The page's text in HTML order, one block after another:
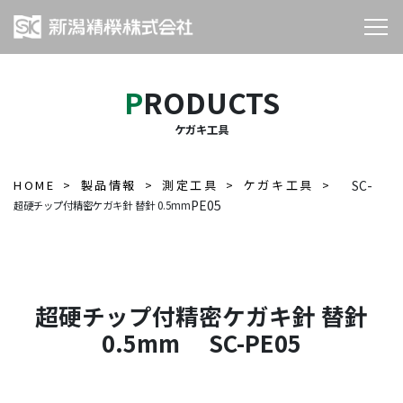
PRODUCTS
ケガキ工具
HOME 製品情報 測定工具 ケガキ工具
超硬チップ付精密ケガキ針 替針 0.5mm
SC-
PE05
超硬チップ付精密ケガキ針 替針
0.5mm SC-PE05